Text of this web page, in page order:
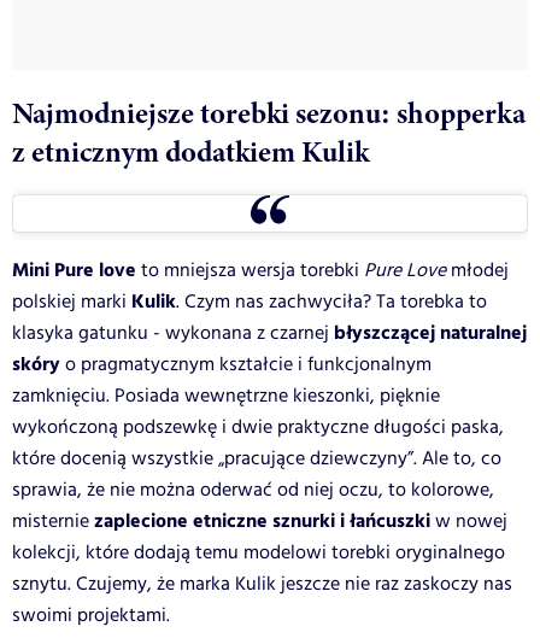
Najmodniejsze torebki sezonu: shopperka
z etnicznym dodatkiem Kulik
Mini Pure love to mniejsza wersja torebki Pure Lovemłodej
polskiej marki Kulik. Czym nas zachwyciła? Ta torebka to
klasyka gatunku - wykonana z czarnej błyszczącej naturalnej
skóryo pragmatycznym kształcie i funkcjonalnym
zamknięciu. Posiada wewnętrzne kieszonki, pięknie
wykończoną podszewkę i dwie praktyczne długości paska,
które docenią wszystkie „pracujące dziewczyny”. Ale to, co
sprawia, że nie można oderwać od niej oczu, to kolorowe,
misterniezaplecione etniczne sznurki i łańcuszkiw nowej
kolekcji, które dodają temu modelowi torebki oryginalnego
sznytu. Czujemy, że marka Kulik jeszcze nie raz zaskoczy nas
swoimi projektami.